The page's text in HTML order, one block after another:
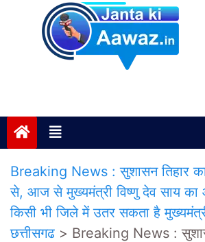
Breaking News : सुशासन तिहार
से, आज से मुख्यमंत्री विष्णु देव साय का
किसी भी जिले में उतर सकता है
छत्तीसगढ > Breaking News :